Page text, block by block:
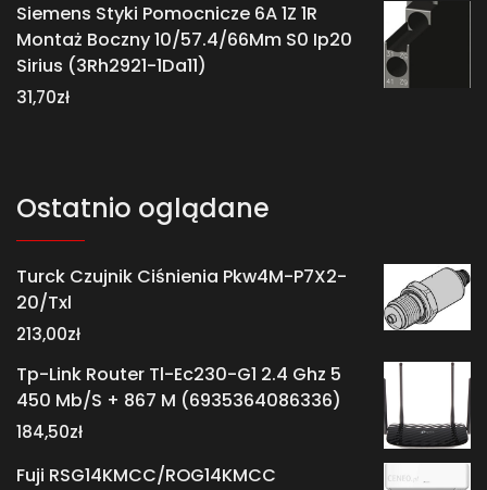
Siemens Styki Pomocnicze 6A 1Z 1R
Montaż Boczny 10/57.4/66Mm S0 Ip20
Sirius (3Rh2921-1Da11)
31,70zł
Ostatnio oglądane
Turck Czujnik Ciśnienia Pkw4M-P7X2-
20/Txl
213,00zł
Tp-Link Router Tl-Ec230-G1 2.4 Ghz 5
450 Mb/S + 867 M (6935364086336)
184,50zł
Fuji RSG14KMCC/ROG14KMCC